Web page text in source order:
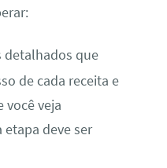
detalhados que
de cada receita e
você veja
deve ser